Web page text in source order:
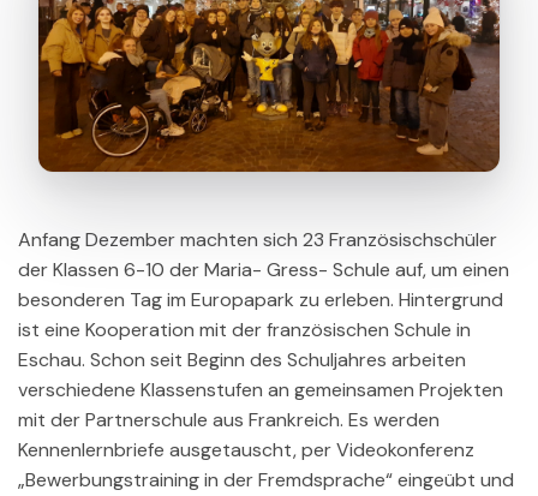
Anfang Dezember machten sich 23 Französischschüler
der Klassen 6-10 der Maria- Gress- Schule auf, um einen
besonderen Tag im Europapark zu erleben. Hintergrund
ist eine Kooperation mit der französischen Schule in
Eschau. Schon seit Beginn des Schuljahres arbeiten
verschiedene Klassenstufen an gemeinsamen Projekten
mit der Partnerschule aus Frankreich. Es werden
Kennenlernbriefe ausgetauscht, per Videokonferenz
„Bewerbungstraining in der Fremdsprache“ eingeübt und